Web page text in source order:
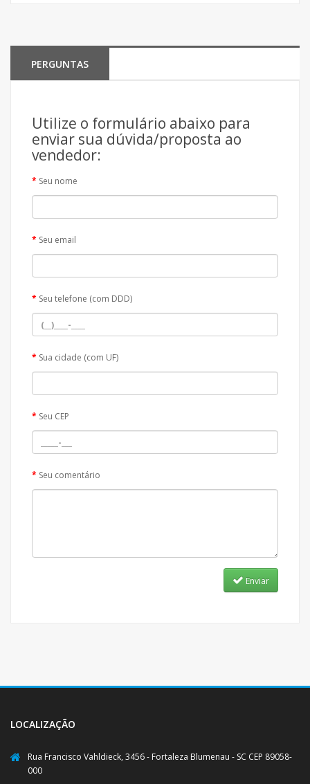
PERGUNTAS
Utilize o formulário abaixo para
enviar sua dúvida/proposta ao
vendedor:
Seu nome
Seu email
Seu telefone (com DDD)
Sua cidade (com UF)
Seu CEP
Seu comentário
Enviar
LOCALIZAÇÃO
Rua Francisco Vahldieck, 3456 - Fortaleza Blumenau - SC CEP 89058-
000